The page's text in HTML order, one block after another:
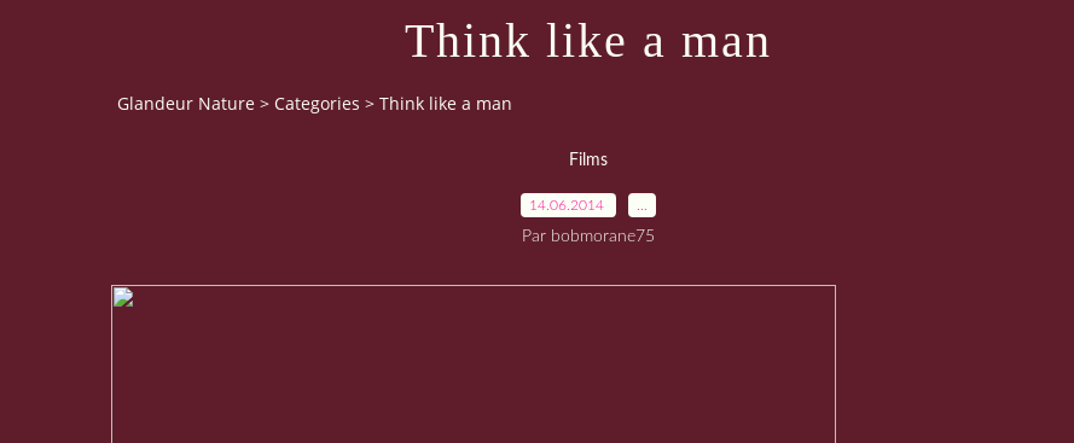
Think like a man
Glandeur Nature > Categories > Think like a man
Films
14.06.2014
Par bobmorane75